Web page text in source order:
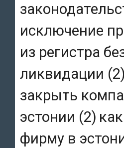
исключение
из регистра
ликвидации (2)
закрыть
эстонии (2)
фирму в